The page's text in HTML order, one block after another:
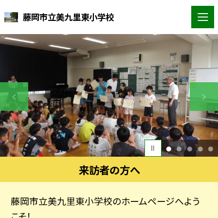
藤岡市立美九里東小学校
1 2 3 4 5
来訪者の方へ
藤岡市立美九里東小学校のホームページへよう